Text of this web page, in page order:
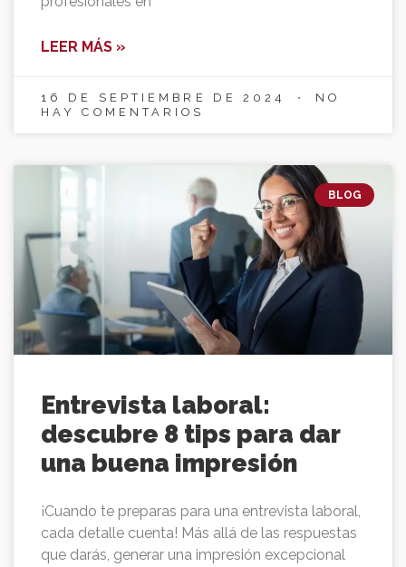
LEER MÁS »
16 DE SEPTIEMBRE DE 2024
NO
HAY COMENTARIOS
BLOG
Entrevista laboral:
descubre 8 tips para dar
una buena impresión
¡Cuando te preparas para una entrevista laboral,
cada detalle cuenta! Más allá de las respuestas
que darás, generar una impresión excepcional